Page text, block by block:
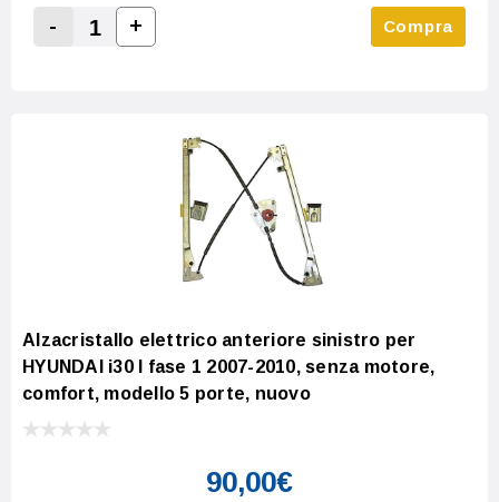
Decrease Quantity:
-
Increase Quantity:
+ Compra
Alzacristallo elettrico anteriore sinistro per
HYUNDAI i30 I fase 1 2007-2010, senza motore,
comfort, modello 5 porte, nuovo
90,00€